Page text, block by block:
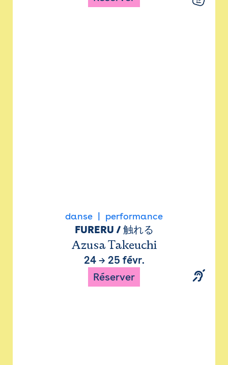
danse performance
FURERU / 触れる
Azusa Takeuchi
24→ 25 févr.
Réserver